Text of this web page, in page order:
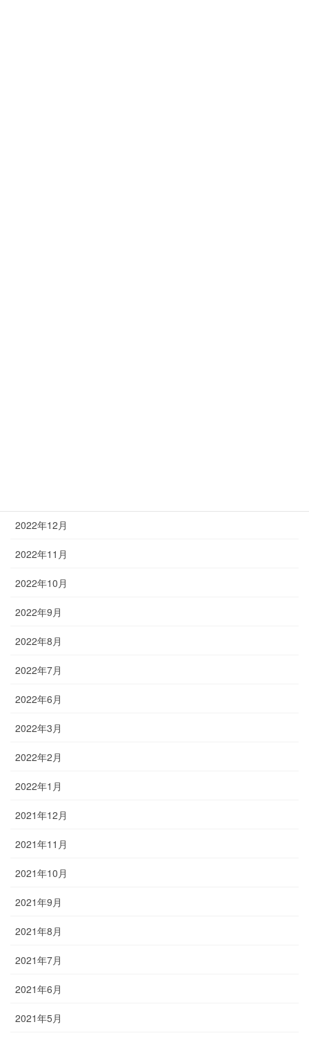
2022年12月
2022年11月
2022年10月
2022年9月
2022年8月
2022年7月
2022年6月
2022年3月
2022年2月
2022年1月
2021年12月
2021年11月
2021年10月
2021年9月
2021年8月
2021年7月
2021年6月
2021年5月